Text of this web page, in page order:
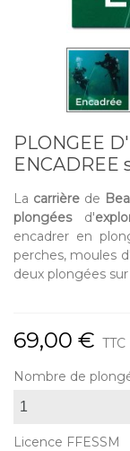
PLONGEE
ENCADREE
La carrière de
plongéesd'
encadrer en
perches, moules
deux plongées
69,00 € TTC
Nombre de
Licence FFESSM